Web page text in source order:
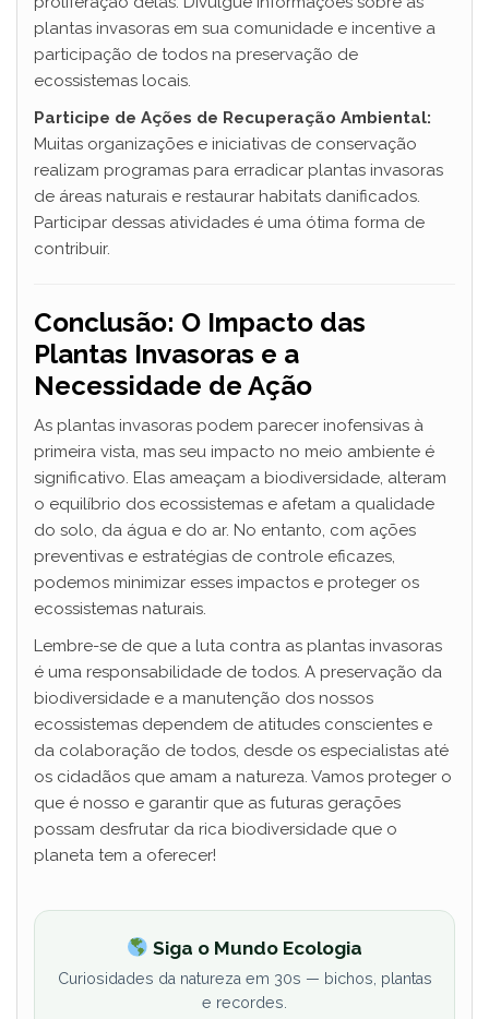
plantas invasoras em sua comunidade e incentive a
participação de todos na preservação de
ecossistemas locais.
Participe de Ações de Recuperação Ambiental:
Muitas organizações e iniciativas de conservação
realizam programas para erradicar plantas invasoras
de áreas naturais e restaurar habitats danificados.
Participar dessas atividades é uma ótima forma de
contribuir.
Conclusão: O Impacto das
Plantas Invasoras e a
Necessidade de Ação
As plantas invasoras podem parecer inofensivas à
primeira vista, mas seu impacto no meio ambiente é
significativo. Elas ameaçam a biodiversidade, alteram
o equilíbrio dos ecossistemas e afetam a qualidade
do solo, da água e do ar. No entanto, com ações
preventivas e estratégias de controle eficazes,
podemos minimizar esses impactos e proteger os
ecossistemas naturais.
Lembre-se de que a luta contra as plantas invasoras
é uma responsabilidade de todos. A preservação da
biodiversidade e a manutenção dos nossos
ecossistemas dependem de atitudes conscientes e
da colaboração de todos, desde os especialistas até
os cidadãos que amam a natureza. Vamos proteger o
que é nosso e garantir que as futuras gerações
possam desfrutar da rica biodiversidade que o
planeta tem a oferecer!
Siga o Mundo Ecologia
Curiosidades da natureza em 30s — bichos, plantas
e recordes.